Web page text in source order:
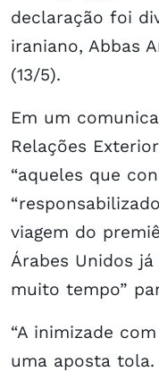
declaração foi
iraniano, Abbas
(13/5).
Em um
Relações
“aqueles que
viagem do
Árabes Unidos
muito tempo”
“A inimizade
uma aposta